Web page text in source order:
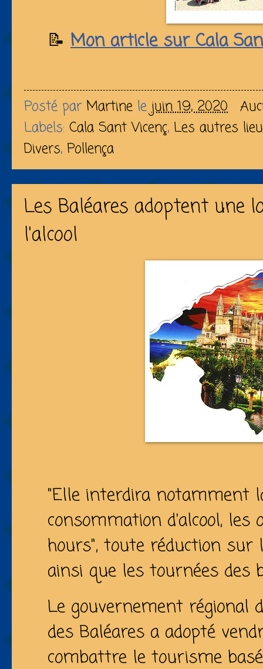
📝 Mon article sur Cala
Posté par Martine le juin 19, 2020
Labels: Cala Sant Vicenç, Les autres
Divers, Pollença
Les Baléares adoptent une
l'alcool
"Elle interdira notamment
consommation d'alcool, les
hours", toute réduction sur
ainsi que les tournées des
Le gouvernement régional
des Baléares a adopté
combattre le tourisme